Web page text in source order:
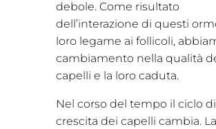
debole. Come risultato
dell’interazione di questi
loro legame ai follicoli,
cambiamento nella qualità
capelli e la loro caduta.
Nel corso del tempo il ciclo di
crescita dei capelli cambia.